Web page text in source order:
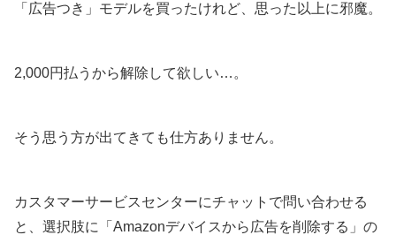
「広告つき」モデルを買ったけれど、思った以上に邪魔。
2,000円払うから解除して欲しい…。
そう思う方が出てきても仕方ありません。
カスタマーサービスセンターにチャットで問い合わせる
と、選択肢に「Amazonデバイスから広告を削除する」の